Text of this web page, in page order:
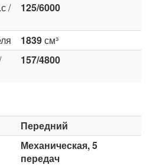
/
125/6000
1839см³
157/4800
Передний
Механическая, 5
передач